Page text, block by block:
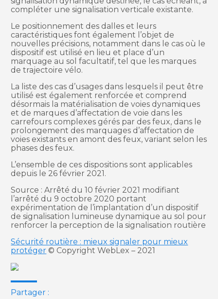
compléter une signalisation verticale existante.
Le positionnement des dalles et leurs
caractéristiques font également l’objet de
nouvelles précisions, notamment dans le cas où le
dispositif est utilisé en lieu et place d’un
marquage au sol facultatif, tel que les marques
de trajectoire vélo.
La liste des cas d’usages dans lesquels il peut être
utilisé est également renforcée et comprend
désormais la matérialisation de voies dynamiques
et de marques d’affectation de voie dans les
carrefours complexes gérés par des feux, dans le
prolongement des marquages d’affectation de
voies existants en amont des feux, variant selon les
phases des feux.
L’ensemble de ces dispositions sont applicables
depuis le 26 février 2021.
Source : Arrêté du 10 février 2021 modifiant
l’arrêté du 9 octobre 2020 portant
expérimentation de l’implantation d’un dispositif
de signalisation lumineuse dynamique au sol pour
renforcer la perception de la signalisation routière
Sécurité routière : mieux signaler pour mieux
protéger © Copyright WebLex – 2021
Partager :